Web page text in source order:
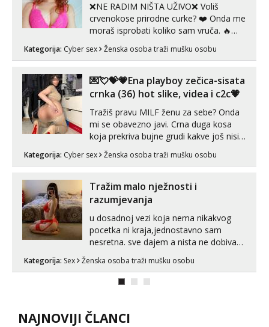
❌NE RADIM NIŠTA UŽIVO❌ Voliš
crvenokose prirodne curke? ❤️ Onda me
moraš isprobati koliko sam vruča.‎ ️‍🔥
MLADA vražica koja ima 100%
prorodne grudi, 💦 Misli su mi uvijek
U mojoj raznolikoj ponudi možeš
pranaći nešto po svojoj mjeri. Sexi videa
s kolegica...
Kategorija: Cyber sex Ženska osoba traži mušku osobu
💌💘💝💗Ena playboy zečica-sisata
crnka (36) hot slike, videa i c2c💗
Tražiš pravu MILF ženu za sebe? Onda
mi se obavezno javi. Crna duga kosa
koja prekriva bujne grudi kakve još nisi
vidio, čista ŠESTICA! A usne? O usnama
bolje da ni ne pričam. Prave pune usne
vjeruj mi, takve još nisi vidio. Uvijek sam
spremna za ONLOINE zabavu...
Kategorija: Cyber sex Ženska osoba traži mušku osobu
Tražim malo nježnosti i
razumjevanja
u dosadnoj vezi koja nema nikakvog
pocetka ni kraja,jednostavno sam
nesretna. sve dajem a nista ne dobivam
zadovoljiti moje potrebe,ne trazim puno
samo malo njeznosti i razumjevanja.
muskar...
Kategorija: Sex Ženska osoba traži mušku osobu
NAJNOVIJI ČLANCI